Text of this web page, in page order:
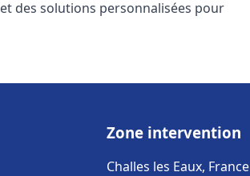
et des solutions personnalisées pour
Zone intervention
Challes les Eaux, France